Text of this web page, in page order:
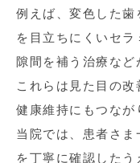
例えば、変色した
を目立ちにくいセ
隙間を補う治療など
これらは見た目の
健康維持にもつなが
当院では、患者さ
を丁寧に確認したう